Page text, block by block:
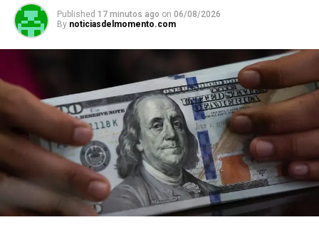
Published 17 minutos ago on 06/08/2026
By noticiasdelmomento.com